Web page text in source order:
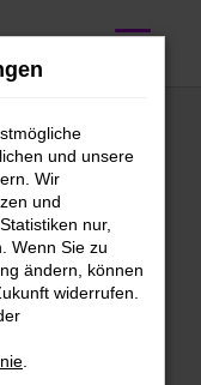
Ford
und unsere
Wir
und
nur,
Wenn Sie zu
ändern, können
widerrufen.